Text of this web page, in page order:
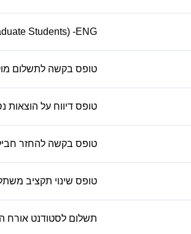
Students) -ENG
טופס בקשה לתשלום
טופס דיווח על הוצאות
טופס בקשה להחזר
טופס שינוי תקציב
תשלום לסטודנט אורח